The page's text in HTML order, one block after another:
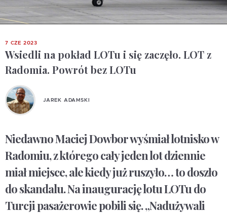
7 CZE 2023
Wsiedli na pokład LOTu i się zaczęło. LOT z
Radomia. Powrót bez LOTu
JAREK ADAMSKI
Niedawno Maciej Dowbor wyśmiał lotnisko w
Radomiu, z którego cały jeden lot dziennie
miał miejsce, ale kiedy już ruszyło… to doszło
do skandalu. Na inaugurację lotu LOTu do
Turcji pasażerowie pobili się. „Nadużywali